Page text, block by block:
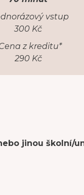
vstup
300 Kč
z kreditu*
290 Kč
jinou